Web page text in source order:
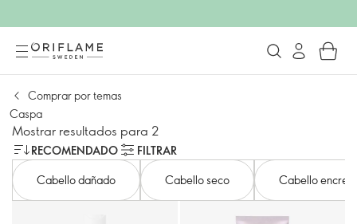
Comprar por temas
Caspa
Mostrar resultados para 2
RECOMENDADO
FILTRAR
Cabello dañado
Cabello seco Cabello